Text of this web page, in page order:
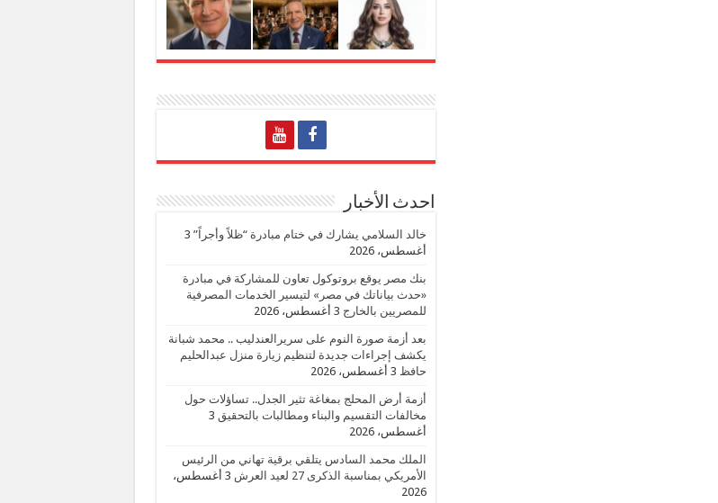
احدث الأخبار
خالد السلامي يشارك في ختام مبادرة “ظلاً وأجراً” 3
أغسطس، 2026
بنك مصر يوقع بروتوكول تعاون للمشاركة في مبادرة
«حدث بياناتك في مصر» لتيسير الخدمات المصرفية
للمصريين بالخارج 3 أغسطس، 2026
بعد أزمة صورة النوم على سريرالعندليب .. محمد شبانة
يكشف إجراءات جديدة لتنظيم زيارة منزل عبدالحليم
حافظ 3 أغسطس، 2026
أزمة أرض المحلج بمغاغة تثير الجدل.. تساؤلات حول
مخالفات التقسيم والبناء ومطالبات بالتحقيق 3
أغسطس، 2026
الملك محمد السادس يتلقي برقية تهاني من الرئيس
الأمريكي بمناسبة الذكرى 27 لعيد العرش
3 أغسطس،
2026